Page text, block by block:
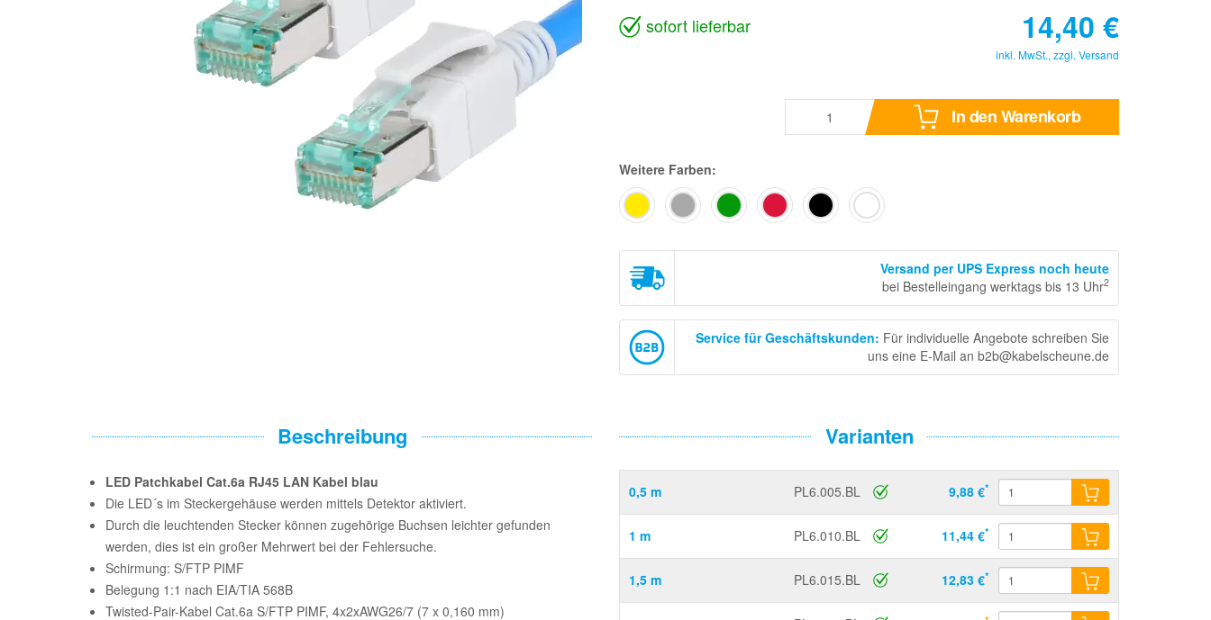
sofort lieferbar 14,40 €
inkl. MwSt., zzgl. Versand
In den Warenkorb
Weitere Farben:
Versand per UPS Express noch heute
bei Bestelleingang werktags bis 13 Uhr2
Service für Geschäftskunden: Für individuelle Angebote schreiben Sie
uns eine E-Mail an b2b@kabelscheune.de
Varianten
0,5 m PL6.005.BL 9,88 €*
1 m PL6.010.BL 11,44 €*
1,5 m PL6.015.BL 12,83 €*
Beschreibung
LED Patchkabel Cat.6a RJ45 LAN Kabel blau
Die LED´s im Steckergehäuse werden mittels Detektor aktiviert.
Durch die leuchtenden Stecker können zugehörige Buchsen leichter gefunden
werden, dies ist ein großer Mehrwert bei der Fehlersuche.
Schirmung: S/FTP PIMF
Belegung 1:1 nach EIA/TIA 568B
Twisted-Pair-Kabel Cat.6a S/FTP PIMF, 4x2xAWG26/7 (7 x 0,160 mm)